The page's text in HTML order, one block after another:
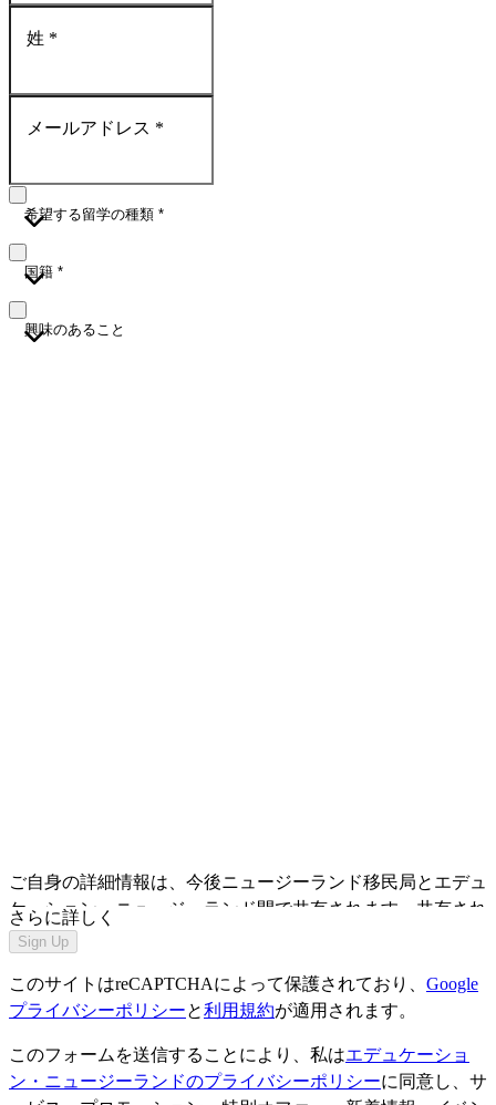
姓 *
メールアドレス *
希望する留学の種類 *
国籍 *
興味のあること
ご自身の詳細情報は、今後ニュージーランド移民局とエデュ
ケーション・ニュージーランド間で共有されます。共有され
る情報には、提出した
ライバシーポリシーに従って、またその目的に沿って使用さ
れます。また、ポストスタディーワークビザなどの、学生ビ
ザ申請前後に申請された他のビザに関する詳細も共有内容に
含まれます。これにより、よりパーソナライズされたデジタ
ル体験を提供し、我々の機能に関連する調査および分析研究
さらに詳しく
Sign Up
このサイトはreCAPTCHAによって保護されており、 Google
プライバシーポリシーと利用規約が適用されます。
このフォームを送信することにより、私はエデュケーショ
ン・ニュージーランドのプライバシーポリシーに同意し、サ